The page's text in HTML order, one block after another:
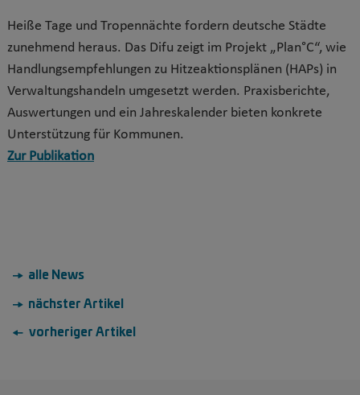
Heiße Tage und Tropennächte fordern deutsche Städte
zunehmend heraus. Das Difu zeigt im Projekt „Plan°C“, wie
Handlungsempfehlungen zu Hitzeaktionsplänen (HAPs) in
Verwaltungshandeln umgesetzt werden. Praxisberichte,
Auswertungen und ein Jahreskalender bieten konkrete
Unterstützung für Kommunen.
Zur Publikation
→ alle News
→ nächster Artikel
← vorheriger Artikel